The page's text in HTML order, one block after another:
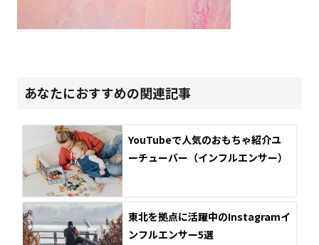
あなたにおすすめの関連記事
YouTubeで人気のおもちゃ紹介ユ
ーチューバー（インフルエンサー）
東北を拠点に活躍中のInstagramイ
ンフルエンサー5選